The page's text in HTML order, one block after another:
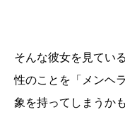
そんな彼女を見てい
性のことを「メンヘ
象を持ってしまうかも